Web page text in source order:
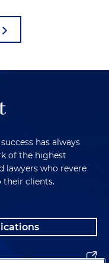
has always
of the highest
lawyers who revere
their clients.